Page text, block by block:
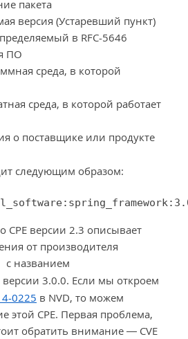
пакета
версия (Устаревший пункт)
в RFC-5646
ПО
среда, в которой
среда, в которой работает
о поставщике или продукте
следующим образом:
CPE версии 2.3 описывает
от производителя
с названием
версии 3.0.0. Если мы откроем
0225 в NVD, то можем
этой CPE. Первая проблема,
обратить внимание — CVE